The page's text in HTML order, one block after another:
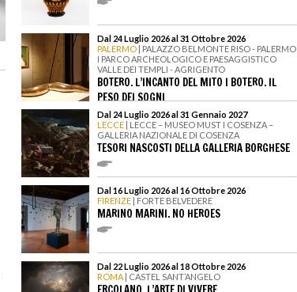
Dal 24 Luglio 2026 al 31 Ottobre 2026
PALERMO | PALAZZO BELMONTE RISO - PALERMO
I PARCO ARCHEOLOGICO E PAESAGGISTICO
VALLE DEI TEMPLI - AGRIGENTO
BOTERO. L’INCANTO DEL MITO I BOTERO. IL
PESO DEI SOGNI
Dal 24 Luglio 2026 al 31 Gennaio 2027
LECCE | LECCE – MUSEO MUST I COSENZA –
GALLERIA NAZIONALE DI COSENZA
TESORI NASCOSTI DELLA GALLERIA BORGHESE
Dal 16 Luglio 2026 al 16 Ottobre 2026
FIRENZE | FORTE BELVEDERE
MARINO MARINI. NO HEROES
Dal 22 Luglio 2026 al 18 Ottobre 2026
ROMA | CASTEL SANT’ANGELO